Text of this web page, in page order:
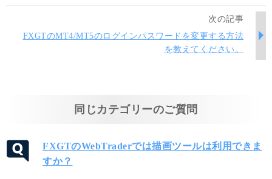
次の記事
FXGTのMT4/MT5のログインパスワードを変更する方法
を教えてください。
同じカテゴリーのご質問
FXGTのWebTraderでは描画ツールは利用できま
すか？